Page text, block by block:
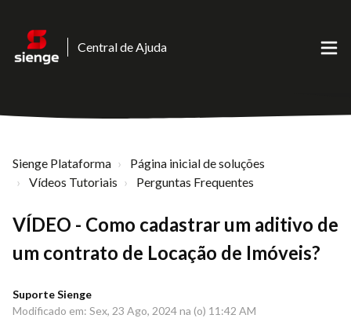
Central de Ajuda
Sienge Plataforma
Página inicial de soluções
Vídeos Tutoriais
Perguntas Frequentes
VÍDEO - Como cadastrar um aditivo de
um contrato de Locação de Imóveis?
Suporte Sienge
Modificado em: Sex, 23 Ago, 2024 na (o) 11:42 AM